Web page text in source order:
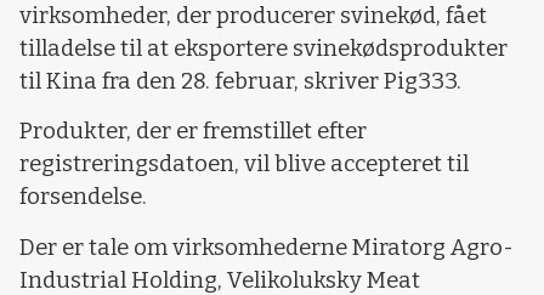
virksomheder, der producerer svinekød, fået
tilladelse til at eksportere svinekødsprodukter
til Kina fra den 28. februar, skriver Pig333.
Produkter, der er fremstillet efter
registreringsdatoen, vil blive accepteret til
forsendelse.
Der er tale om virksomhederne Miratorg Agro-
Industrial Holding, Velikoluksky Meat